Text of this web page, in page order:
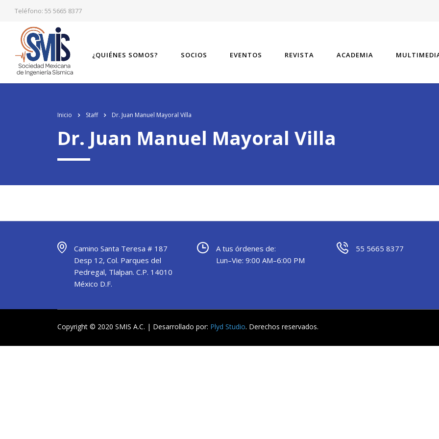
Teléfono: 55 5665 8377
¿QUIÉNES SOMOS? SOCIOS EVENTOS REVISTA ACADEMIA
Inicio Staff Dr. Juan Manuel Mayoral Villa
Dr. Juan Manuel Mayoral Villa
Camino Santa Teresa # 187
Desp 12, Col. Parques del
Pedregal, Tlalpan. C.P. 14010
México D.F.
A tus órdenes de:
Lun–Vie: 9:00 AM–6:00 PM
55 5665 8377
Copyright © 2020 SMIS A.C. | Desarrollado por: Plyd Studio. Derechos reservados.